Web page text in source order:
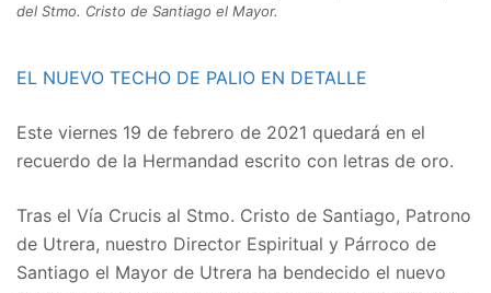
del Stmo. Cristo de Santiago el Mayor.
EL NUEVO TECHO DE PALIO EN DETALLE
Este viernes 19 de febrero de 2021 quedará en el
recuerdo de la Hermandad escrito con letras de oro.
Tras el Vía Crucis al Stmo. Cristo de Santiago, Patrono
de Utrera, nuestro Director Espiritual y Párroco de
Santiago el Mayor de Utrera ha bendecido el nuevo